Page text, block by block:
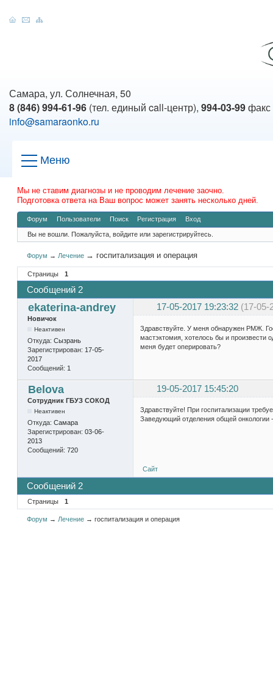
Самара, ул. Солнечная, 50
8 (846) 994-61-96 (тел. единый call-центр), 994-03-99факс
info@samaraonko.ru
Меню
Мы не ставим диагнозы и не проводим лечение заочно.
Подготовка ответа на Ваш вопрос может занять несколько дней.
Форум Пользователи Поиск Регистрация Вход
Вы не вошли. Пожалуйста, войдите или зарегистрируйтесь.
Форум → Лечение → госпитализация и операция
Страницы 1
Сообщений 2
ekaterina-andrey 17-05-2017 19:23:32 (17-05-
Новичок
Неактивен
Откуда: Сызрань
Зарегистрирован: 17-05-
2017
Сообщений: 1
Здравствуйте. У меня обнаружен РМЖ.
мастэктомия, хотелось бы и произвести
меня будет оперировать?
Belova 19-05-2017 15:45:20
Сотрудник ГБУЗ СОКОД
Неактивен
Откуда: Самара
Зарегистрирован: 03-06-
2013
Сообщений: 720
Здравствуйте! При госпитализации
Заведующий отделения общей онкологии
Сайт
Сообщений 2
Страницы 1
Форум → Лечение →госпитализация и операция